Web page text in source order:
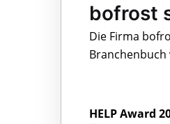
bofrost
Die Firma
Branchenbuch
HELP Award